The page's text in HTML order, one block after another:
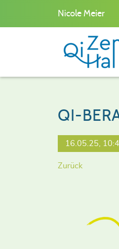
Nicole Meier
QI-
16.05.25,
Zurück